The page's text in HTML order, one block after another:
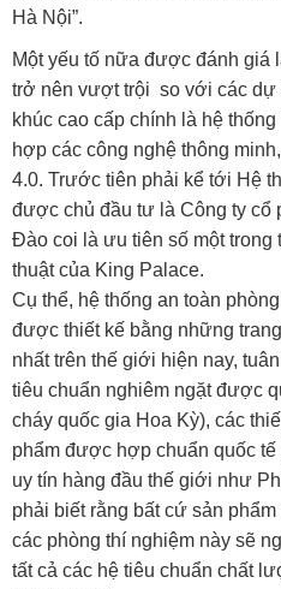
Hà Nội”.
Một yếu tố nữa được đánh giá
trở nên vượt trội so với các dự
khúc cao cấp chính là hệ
hợp các công nghệ thông
4.0. Trước tiên phải kể tới Hệ
được chủ đầu tư là Công ty cổ
Đào coi là ưu tiên số một trong
thuật của King Palace.
Cụ thể, hệ thống an toàn
được thiết kế bằng những
nhất trên thế giới hiện nay,
tiêu chuẩn nghiêm ngặt được
cháy quốc gia Hoa Kỳ), các
phẩm được hợp chuẩn quốc
uy tín hàng đầu thế giới như
phải biết rằng bất cứ sản
các phòng thí nghiệm này sẽ
tất cả các hệ tiêu chuẩn chất